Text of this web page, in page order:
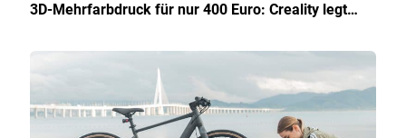
3D-Mehrfarbdruck für nur 400 Euro: Creality legt…